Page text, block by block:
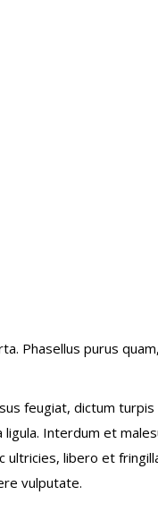
Phasellus purus
feugiat, dictum turpis
Interdum et
ultricies, libero et
vulputate.